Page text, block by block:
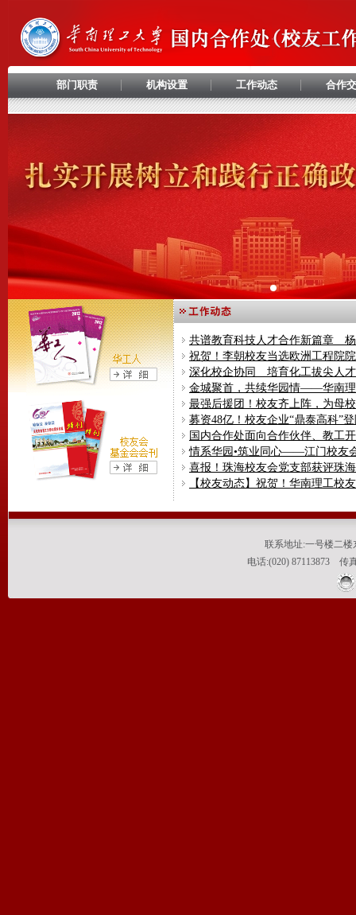
部门职责 机构设置 工作动态 合作
祝贺！李朝校友当选欧洲工程院
深化校企协同 培育化工拔尖人
最强后援团！校友齐上阵，为母
募资48亿！校友企业“鼎泰高科”
国内合作处面向合作伙伴、教工
喜报！珠海校友会党支部获评珠
【校友动态】祝贺！华南理工校
联系地址:一号楼二
电话:(020) 87113873 传